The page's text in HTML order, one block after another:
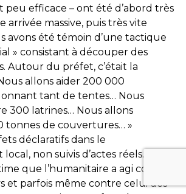
peu efficace – ont été d’abord très
arrivée massive, puis très vite
avons été témoin d’une tactique
» consistant à découper des
Autour du préfet, c’était la
allons aider 200 000
tant de tentes… Nous
300 latrines… Nous allons
tonnes de couvertures… »
déclaratifs dans le
non suivis d’actes réels.
que l’humanitaire a agi contre
et parfois même contre celui des